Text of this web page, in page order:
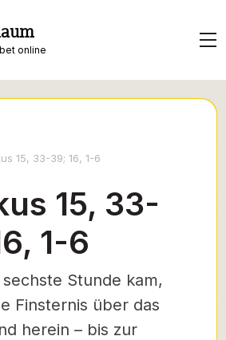
online
15, 33-39; 16, 1-6
15, 33-
1-6
Stunde kam,
Finsternis über das
herein – bis zur